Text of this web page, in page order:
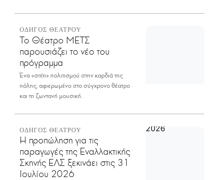
ΟΔΗΓΟΣ ΘΕΑΤΡΟΥ
Το Θέατρο ΜΕΤΣ
παρουσιάζει το νέο του
πρόγραμμα
Ένα «σπίτι» πολιτισμού στην καρδιά της
πόλης, αφιερωμένο στο σύγχρονο θέατρο
και τη ζωντανή μουσική.
ΟΔΗΓΟΣ ΘΕΑΤΡΟΥ
Η προπώληση για τις
παραγωγές της Εναλλακτικής
Σκηνής ΕΛΣ ξεκινάει στις 31
Ιουλίου 2026